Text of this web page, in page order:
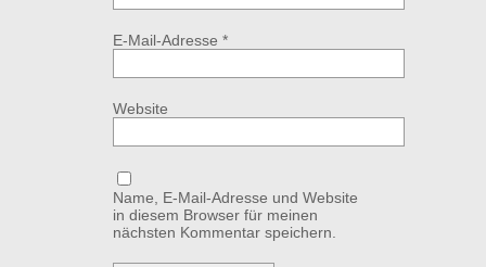
E-Mail-Adresse *
Website
Name, E-Mail-Adresse und Website
in diesem Browser für meinen
nächsten Kommentar speichern.